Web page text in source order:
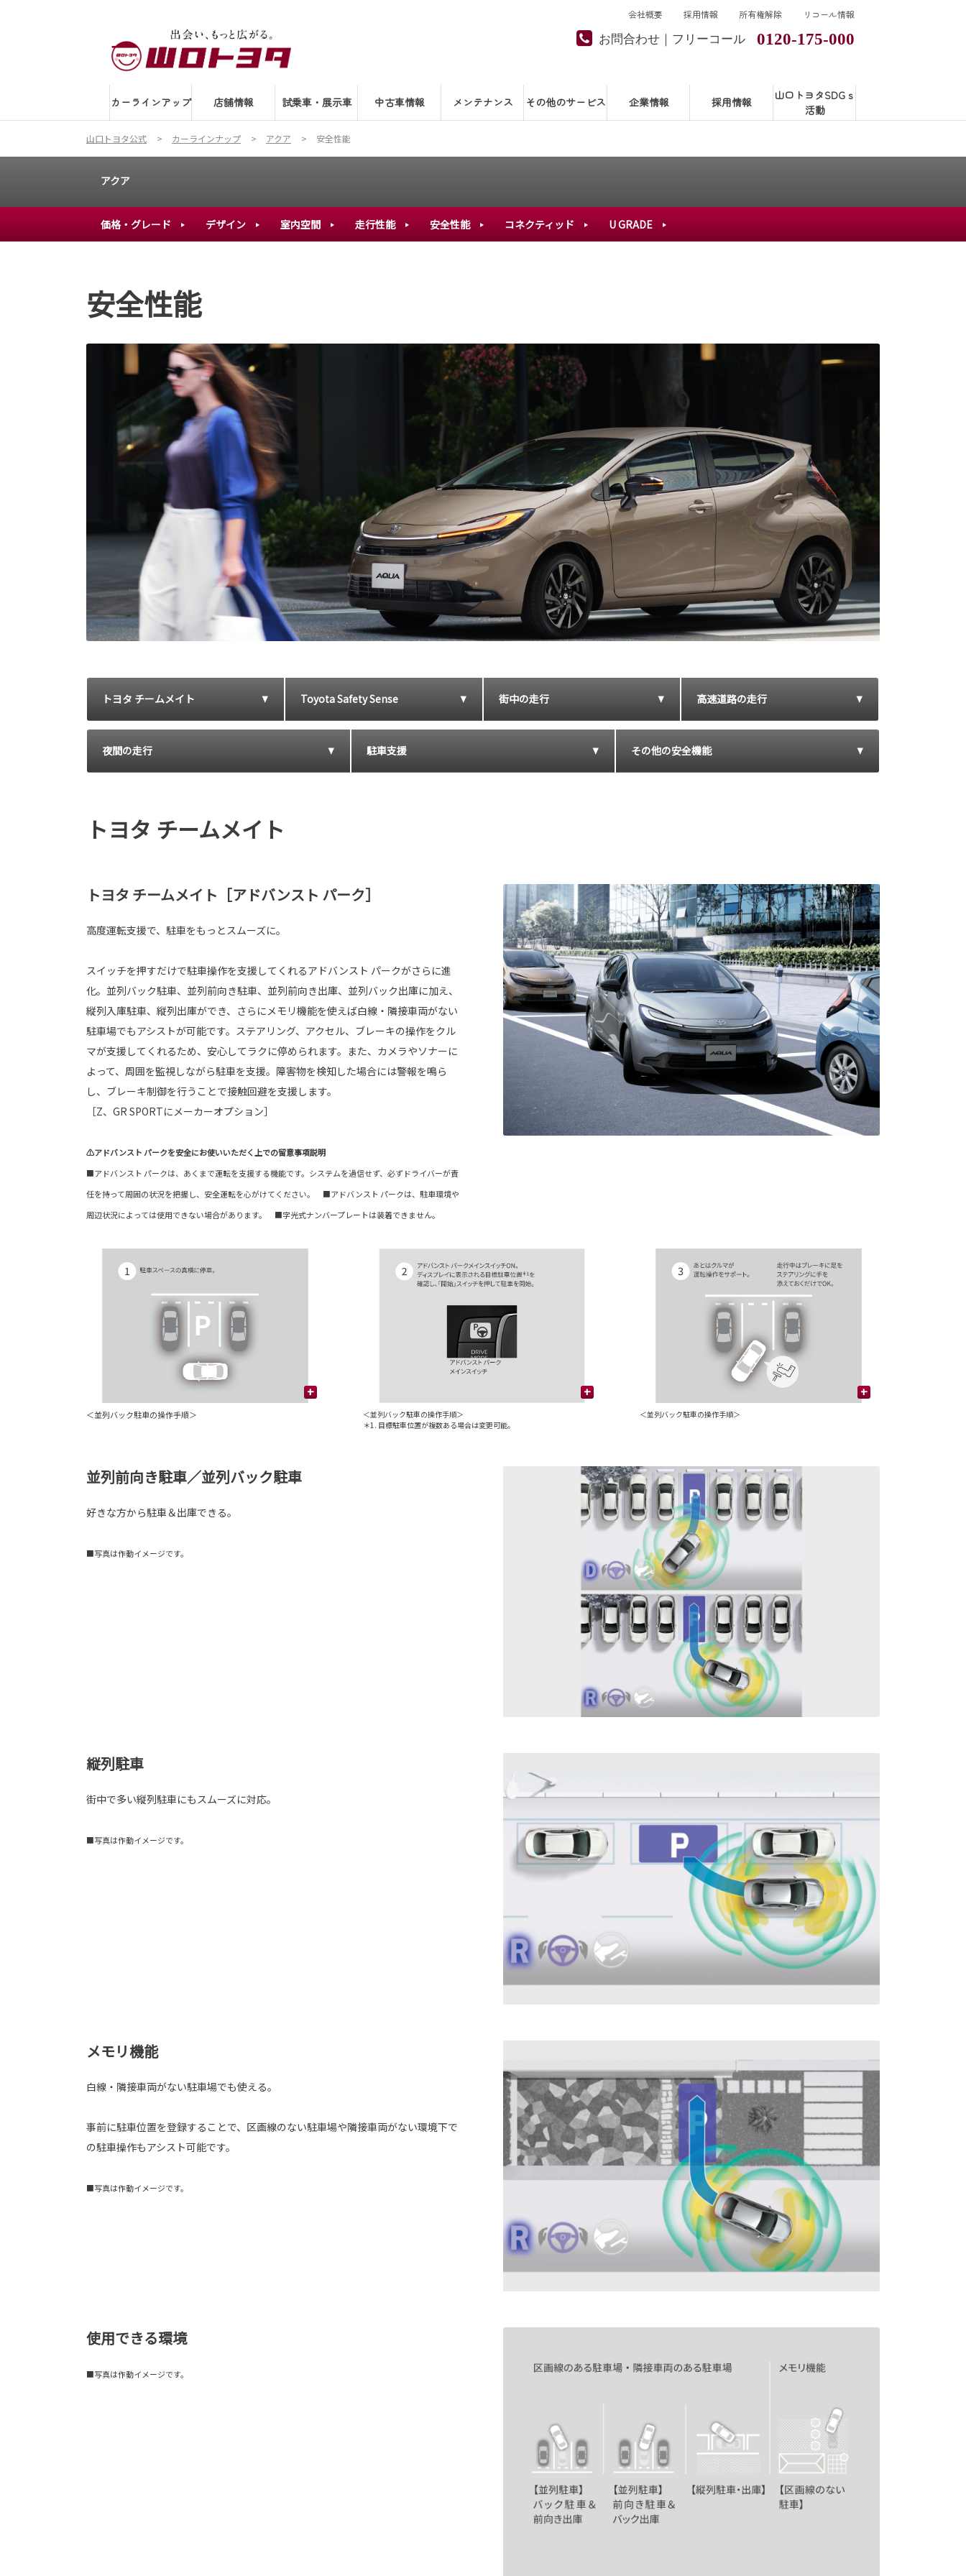
お問合わせ｜フリーコール 0120-175-000
カーラインアップ 店舗情報 試乗車・展示車 中古車情報 メンテナンス その他のサービス 企業情報 採用情報
山口トヨタSDGｓ
活動
会社概要 採用情報 所有権解除 リコール情報
山口トヨタ公式 カーラインナップ アクア 安全性能
アクア
価格・グレード デザイン 室内空間 走行性能 安全性能 コネクティッド U GRADE
安全性能
トヨタ チームメイト Toyota Safety Sense 街中の走行 高速道路の走行
夜間の走行 駐車支援 その他の安全機能
トヨタ チームメイト
トヨタ チームメイト［アドバンスト パーク］
高度運転支援で、駐車をもっとスムーズに。
スイッチを押すだけで駐車操作を支援してくれるアドバンスト パークがさらに進
化。並列バック駐⾞、並列前向き駐⾞、並列前向き出庫、並列バック出庫に加え、
縦列⼊庫駐⾞、縦列出庫ができ、さらにメモリ機能を使えば白線・隣接車両がない
駐車場でもアシストが可能です。ステアリング、アクセル、ブレーキの操作をクル
マが支援してくれるため、安心してラクに停められます。また、カメラやソナーに
よって、周囲を監視しながら駐車を支援。障害物を検知した場合には警報を鳴ら
し、ブレーキ制御を行うことで接触回避を支援します。
［Z、GR SPORTにメーカーオプション］
⚠アドバンスト パークを安全にお使いいただく上での留意事項説明
■アドバンスト パークは、あくまで運転を支援する機能です。システムを過信せず、必ずドライバーが責
任を持って周囲の状況を把握し、安全運転を心がけてください。 ■アドバンスト パークは、駐車環境や
周辺状況によっては使用できない場合があります。 ■字光式ナンバープレートは装着できません。
+
＜並列バック駐車の操作手順＞
+
＜並列バック駐車の操作手順＞
＊1. 目標駐車位置が複数ある場合は変更可能。
+
＜並列バック駐車の操作手順＞
並列前向き駐車／並列バック駐車
好きな方から駐車＆出庫できる。
■写真は作動イメージです。
縦列駐車
街中で多い縦列駐車にもスムーズに対応。
■写真は作動イメージです。
メモリ機能
白線・隣接車両がない駐車場でも使える。
事前に駐車位置を登録することで、区画線のない駐車場や隣接車両がない環境下で
の駐車操作もアシスト可能です。
■写真は作動イメージです。
使用できる環境
■写真は作動イメージです。